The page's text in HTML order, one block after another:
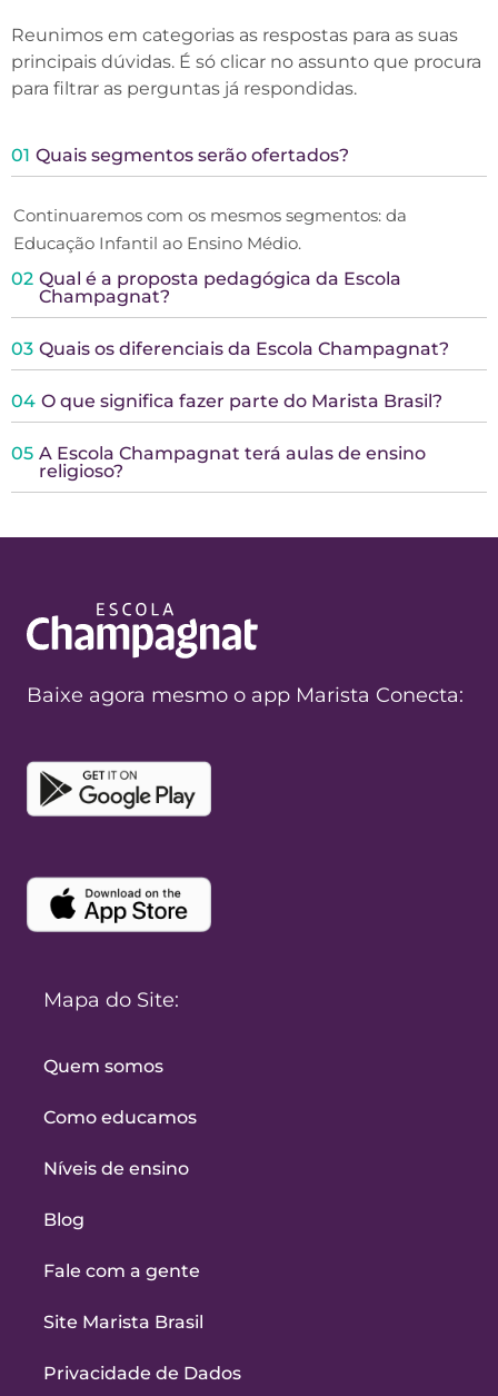
Reunimos em categorias as respostas para as suas
principais dúvidas. É só clicar no assunto que procura
para filtrar as perguntas já respondidas.
01 Quais segmentos serão ofertados?
Continuaremos com os mesmos segmentos: da
Educação Infantil ao Ensino Médio.
02 Qual é a proposta pedagógica da Escola
Champagnat?
03 Quais os diferenciais da Escola Champagnat?
04 O que significa fazer parte do Marista Brasil?
05 A Escola Champagnat terá aulas de ensino
religioso?
Baixe agora mesmo o app Marista Conecta:
Mapa do Site:
Quem somos
Como educamos
Níveis de ensino
Blog
Fale com a gente
Site Marista Brasil
Privacidade de Dados